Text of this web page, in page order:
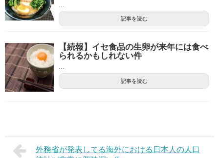
...
記事を読む
【続報】イセ食品の生卵が来年には食べ
られるかもしれない件
...
記事を読む
外務省が発表してる海外における日本人の人口